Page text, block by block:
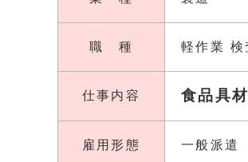
職 種 軽作業 検
仕事内容 食品具
雇用形態 一般派遣